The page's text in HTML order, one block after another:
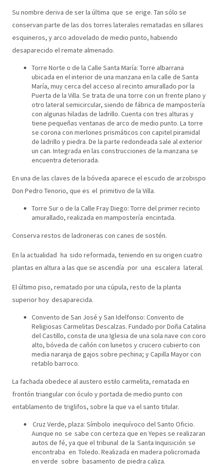
Su nombre deriva de ser la última que se erige. Tan sólo se
conservan parte de las dos torres laterales rematadas en sillares
esquineros, y arco adovelado de medio punto, habiendo
desaparecido el remate almenado.
Torre Norte o de la Calle Santa María: Torre albarrana
ubicada en el interior de una manzana en la calle de Santa
María, muy cerca del acceso al recinto amurallado por la
Puerta de la Villa. Se trata de una torre con un frente plano y
otro lateral semicircular, siendo de fábrica de mampostería
con algunas hiladas de ladrillo. Cuenta con tres alturas y
tiene pequeñas ventanas de arco de medio punto. La torre
se corona con merlones prismáticos con capitel piramidal
de ladrillo y piedra. De la parte redondeada sale al exterior
un can. Integrada en las construcciones de la manzana se
encuentra deteriorada.
En una de las claves de la bóveda aparece el escudo de arzobispo
Don Pedro Tenorio, que es el primitivo de la Villa.
Torre Sur o de la Calle Fray Diego: Torre del primer recinto
amurallado, realizada en mampostería encintada.
Conserva restos de ladroneras con canes de sostén.
En la actualidad ha sido reformada, teniendo en su origen cuatro
plantas en altura a las que se ascendía por una escalera lateral.
El último piso, rematado por una cúpula, resto de la planta
superior hoy desaparecida.
Convento de San José y San Idelfonso: Convento de
Religiosas Carmelitas Descalzas. Fundado por Doña Catalina
del Castillo, consta de una Iglesia de una sola nave con coro
alto, bóveda de cañón con lunetos y crucero cubierto con
media naranja de gajos sobre pechina; y Capilla Mayor con
retablo barroco.
La fachada obedece al austero estilo carmelita, rematada en
frontón triangular con óculo y portada de medio punto con
entablamento de triglifos, sobre la que va el santo titular.
Cruz Verde, plaza: Símbolo inequívoco del Santo Oficio.
Aunque no se sabe con certeza que en Yepes se realizaran
autos de fé, ya que el tribunal de la Santa Inquisición se
encontraba en Toledo. Realizada en madera policromada
en verde sobre basamento de piedra caliza.